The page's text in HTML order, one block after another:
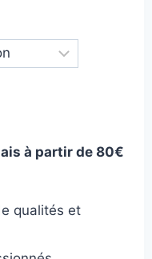
à partir de 80€
qualités et